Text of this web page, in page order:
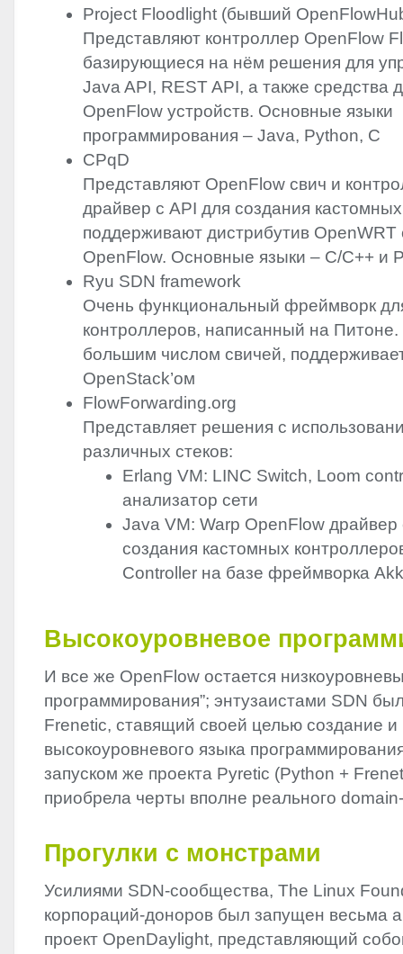
Project Floodlight (бывший
Представляют контроллер OpenFlow
базирующиеся на нём решения для
JavaAPI, REST API, а также средства
OpenFlow устройств. Основные языки
программирования – Java, Python, C
CPqD
Представляют OpenFlow свич и
драйвер сAPI для создания
поддерживают дистрибутив OpenWRT
OpenFlow. Основные языки – С/С++ и
Ryu SDN framework
Очень функциональный фреймворк
контроллеров, написанный на
большим числом свичей,
OpenStack’ом
FlowForwarding.org
Представляет решения с
различных стеков:
Erlang VM: LINC Switch, Loom
анализатор сети
Java VM: Warp OpenFlow
создания кастомных
Controller на базе фреймворка
Высокоуровневое
И все же OpenFlow остается
программирования”; энтузаистами SDN
Frenetiс, ставящий своей целью создание и
высокоуровневого языка
запуском же проекта Pyretic (Python +
приобрела черты вполне реального
Прогулки с монстрами
Усилиями SDN-сообщества, The Linux
корпораций-доноров был запущен весьма
проект OpenDaylight, представляющий